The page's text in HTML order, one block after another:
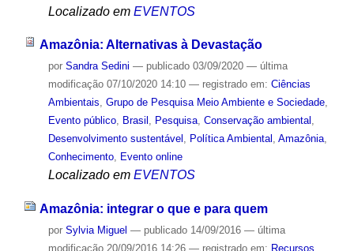
Localizado em EVENTOS
Amazônia: Alternativas à Devastação
por Sandra Sedini — publicado03/09/2020 — última
modificação07/10/2020 14:10 — registrado em: Ciências
Ambientais, Grupo de Pesquisa Meio Ambiente e Sociedade,
Evento público, Brasil , Pesquisa, Conservação ambiental ,
Desenvolvimento sustentável , Política Ambiental , Amazônia,
Conhecimento, Evento online
Localizado em EVENTOS
Amazônia: integrar o que e para quem
por Sylvia Miguel — publicado14/09/2016 — última
modificação20/09/2016 14:26 — registrado em: Recursos